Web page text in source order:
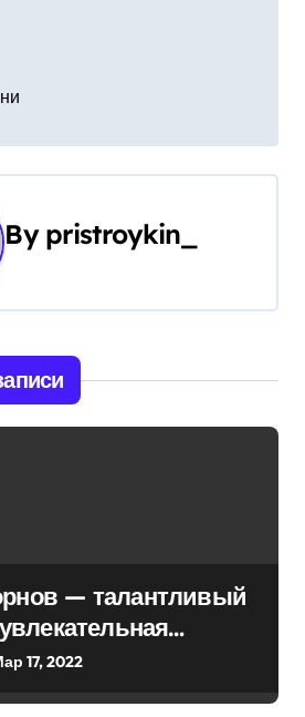
By pristroykin_
— талантливый
выдающиеся
17, 2022